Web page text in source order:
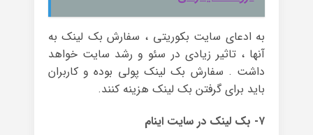
به ادعای سایت بکوریتی ، سفارش بک لینک به
آنها ، تاثیر زیادی در سئو و رشد سایت خواهد
داشت . سفارش بک لینک پولی بوده و کاربران
باید برای گرفتن بک لینک هزینه کنند.
۷- بک لینک در سایت اینام